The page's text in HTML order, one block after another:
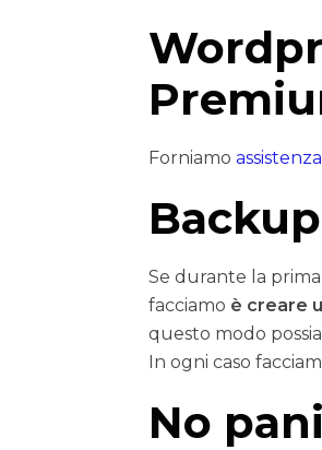
Forniamo
Se durante la
facciamo è creare
questo modo
In ogni caso
No